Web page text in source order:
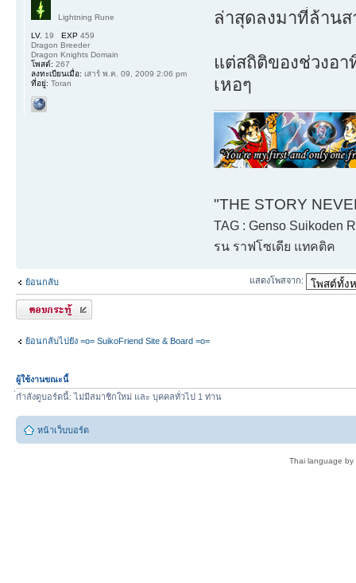
ล่าสุดลงมาที่ล้าน
แต่สถิติของช่วงอ
เหอๆ
"THE STORY
TAG : Genso Suikoden
รน ราฟโซเดีย แทคติค
Lightning Rune
LV. 19 EXP 459
Dragon Breeder
Dragon Knights Domain
โพสต์: 267
ลงทะเบียนเมื่อ: เสาร์ พ.ค. 09, 2009 2:06 pm
ที่อยู่: Toran
ย้อนกลับ แสดงโพสจาก:
ตอบกระทู้
ย้อนกลับไปยัง =o= SuikoFriend Site & Board =o=
ผู้ใช้งานขณะนี้
่กำลังดูบอร์ดนี้: ไม่มีสมาชิกใหม่ และ บุคคลทั่วไป 1 ท่าน
หน้าเว็บบอร์ด
Thai language by